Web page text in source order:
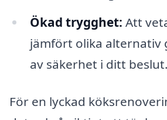
Ökad trygghet: Att
jämfört olika alternativ
av säkerhet i ditt beslut.
För en lyckad